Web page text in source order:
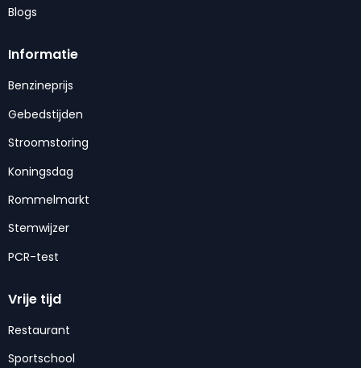
Blogs
Informatie
Benzineprijs
Gebedstijden
Stroomstoring
Koningsdag
Rommelmarkt
Stemwijzer
PCR-test
Vrije tijd
Restaurant
Sportschool